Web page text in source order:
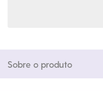
Sobre o produto